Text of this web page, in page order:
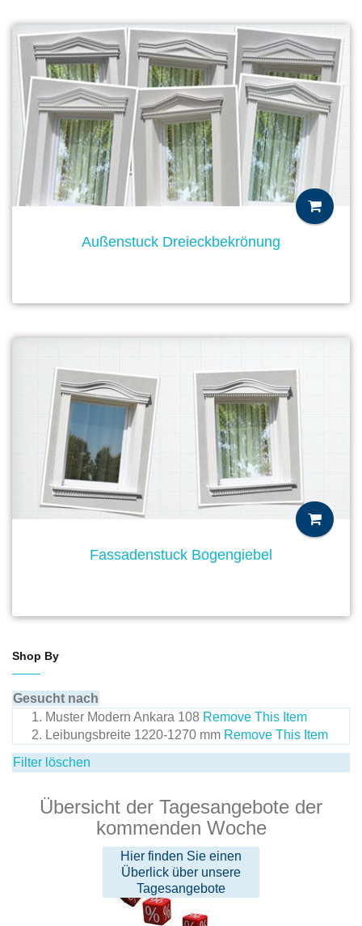
Außenstuck Dreieckbekrönung
Fassadenstuck Bogengiebel
Shop By
Gesucht nach
Muster Modern Ankara 108 Remove This Item
Leibungsbreite 1220-1270 mm Remove This Item
Filter löschen
Übersicht der Tagesangebote der
kommenden Woche
Hier finden Sie einen
Überlick über unsere
Tagesangebote